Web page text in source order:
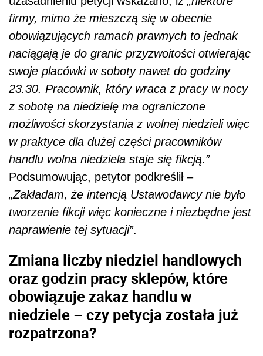
firmy, mimo że mieszczą się w obecnie
obowiązujących ramach prawnych to jednak
naciągają je do granic przyzwoitości otwierając
swoje placówki w soboty nawet do godziny
23.30. Pracownik, który wraca z pracy w nocy
z sobotę na niedzielę ma ograniczone
możliwości skorzystania z wolnej niedzieli więc
w praktyce dla dużej części pracowników
handlu wolna niedziela staje się fikcją.”
Podsumowując, petytor podkreślił –
„Zakładam, że intencją Ustawodawcy nie było
tworzenie fikcji więc konieczne i niezbędne jest
naprawienie tej sytuacji”.
Zmiana liczby niedziel handlowych
oraz godzin pracy sklepów, które
obowiązuje zakaz handlu w
niedziele – czy petycja została już
rozpatrzona?